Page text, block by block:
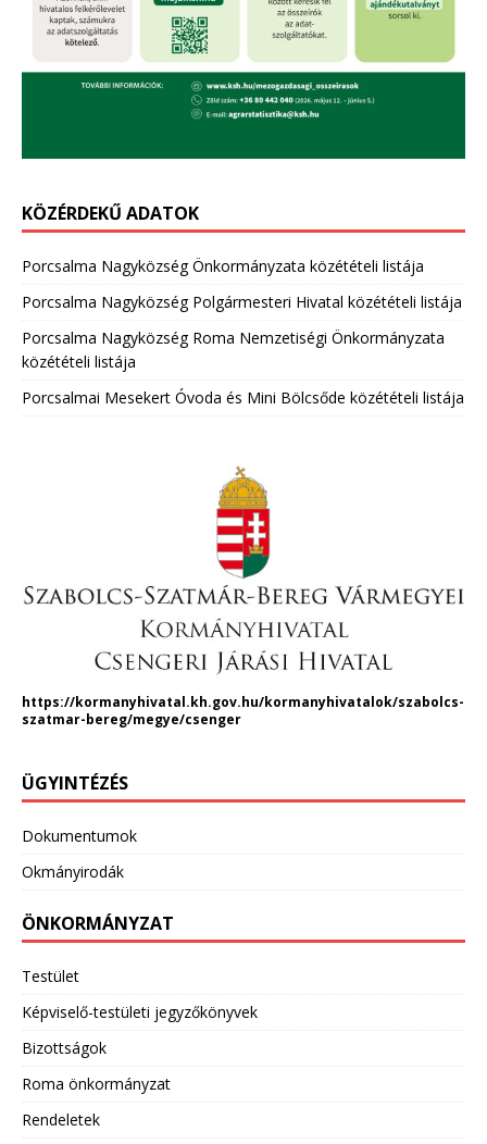
KÖZÉRDEKŰ ADATOK
Porcsalma Nagyközség Önkormányzata közétételi listája
Porcsalma Nagyközség Polgármesteri Hivatal közétételi listája
Porcsalma Nagyközség Roma Nemzetiségi Önkormányzata
közétételi listája
Porcsalmai Mesekert Óvoda és Mini Bölcsőde közétételi listája
https://kormanyhivatal.kh.gov.hu/kormanyhivatalok/szabolcs-
szatmar-bereg/megye/csenger
ÜGYINTÉZÉS
Dokumentumok
Okmányirodák
ÖNKORMÁNYZAT
Testület
Képviselő-testületi jegyzőkönyvek
Bizottságok
Roma önkormányzat
Rendeletek